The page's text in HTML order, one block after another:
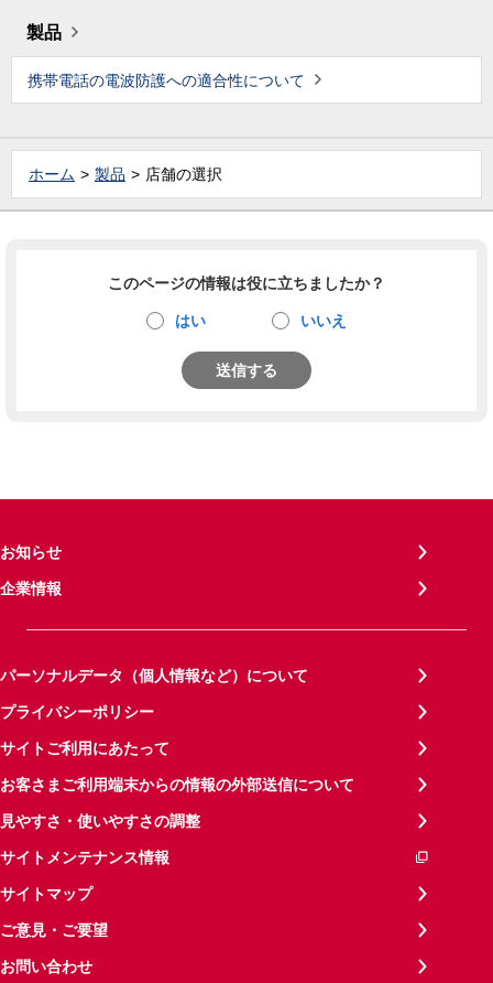
製品
携帯電話の電波防護への適合性について
ホーム 製品 店舗の選択
このページの情報は役に立ちましたか？
はい いいえ
送信する
お知らせ
企業情報
パーソナルデータ（個人情報など）について
プライバシーポリシー
サイトご利用にあたって
お客さまご利用端末からの情報の外部送信について
見やすさ・使いやすさの調整
サイトメンテナンス情報
サイトマップ
ご意見・ご要望
お問い合わせ